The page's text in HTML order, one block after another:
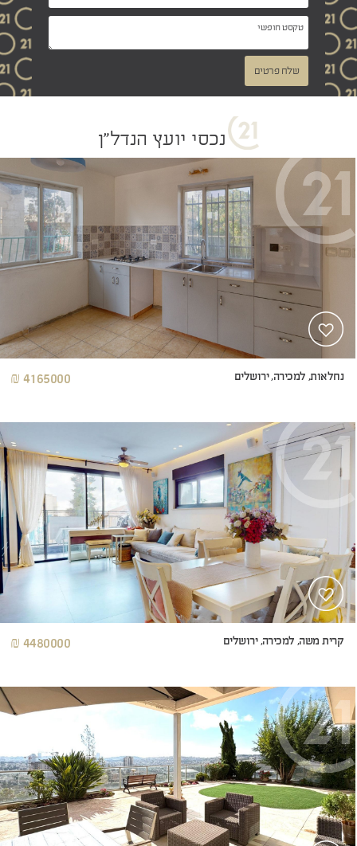
שלח פרטים
נכסי יועץ הנדל"ן
נחלאות, למכירה, ירושלים 4165000 ₪
קרית משה, למכירה, ירושלים 4480000 ₪